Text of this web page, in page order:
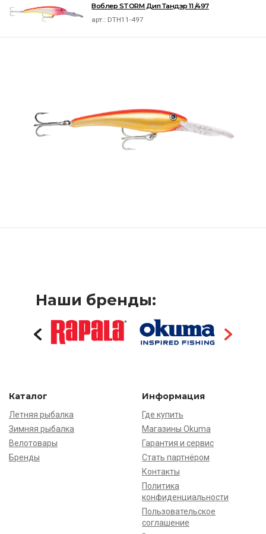
Воблер STORM Дип Тандэр 11 /497
арт.: DTH11-497
Наши бренды:
Каталог
Летняя рыбалка
Зимняя рыбалка
Велотовары
Бренды
Информация
Где купить
Магазины Okuma
Гарантия и сервис
Стать партнёром
Контакты
Политика
конфиденциальности
Пользовательское
соглашение